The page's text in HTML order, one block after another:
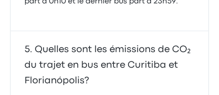
part à 0h10 et le dernier bus part à 23h59.
Quelles sont les émissions de CO₂
du trajet en bus entre Curitiba et
Florianópolis?